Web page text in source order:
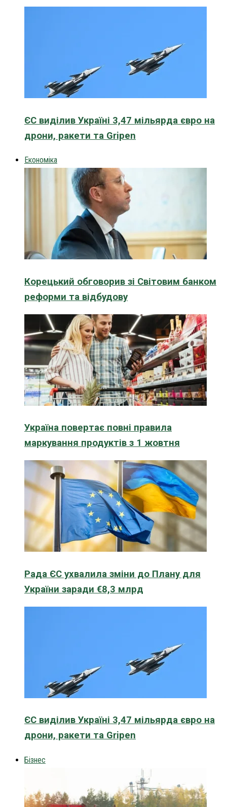
ЄС виділив Україні 3,47 мільярда євро на
дрони, ракети та Gripen
Економіка
Корецький обговорив зі Світовим банком
реформи та відбудову
Україна повертає повні правила
маркування продуктів з 1 жовтня
Рада ЄС ухвалила зміни до Плану для
України заради €8,3 млрд
ЄС виділив Україні 3,47 мільярда євро на
дрони, ракети та Gripen
Бізнес